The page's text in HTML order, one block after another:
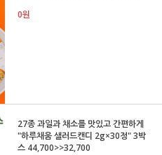
0원
27종 과일과 채소를 맛있고 간편하게
"하루채움 샐러드캔디 2g×30정" 3박
스 44,700>>32,700